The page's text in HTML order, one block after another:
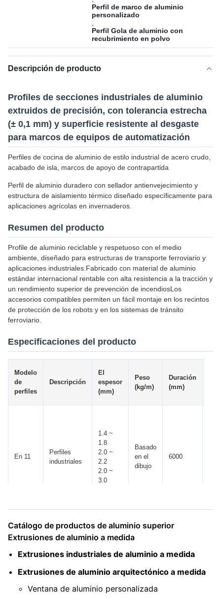
Perfil de marco de aluminio
personalizado
Perfil Gola de aluminio con
recubrimiento en polvo
Descripción de producto
Profiles de secciones industriales de aluminio
extruidos de precisión, con tolerancia estrecha
(± 0,1 mm) y superficie resistente al desgaste
para marcos de equipos de automatización
Perfiles de cocina de aluminio de estilo industrial de acero crudo,
acabado de isla, marcos de apoyo de contrapartida
Perfil de aluminio duradero con sellador antienvejecimiento y
estructura de aislamiento térmico diseñado específicamente para
aplicaciones agrícolas en invernaderos.
Resumen del producto
Profile de aluminio reciclable y respetuoso con el medio
ambiente, diseñado para estructuras de transporte ferroviario y
aplicaciones industriales.Fabricado con material de aluminio
estándar internacional rentable con alta resistencia a la tracción y
un rendimiento superior de prevención de incendiosLos
accesorios compatibles permiten un fácil montaje en los recintos
de protección de los robots y en los sistemas de tránsito
ferroviario.
Especificaciones del producto
Modelo
de
perfiles
Descripción
El
espesor
(mm)
Peso
(kg/m)
Duración
(mm)
En 11
Perfiles
industriales
1.4 ~
1.8
2.0 ~
2.2
2.0 ~
3.0
Basado
en el
dibujo
6000
Catálogo de productos de aluminio superior
Extrusiones de aluminio a medida
Extrusiones industriales de aluminio a medida
Extrusiones de aluminio arquitectónico a medida
Ventana de aluminio personalizada